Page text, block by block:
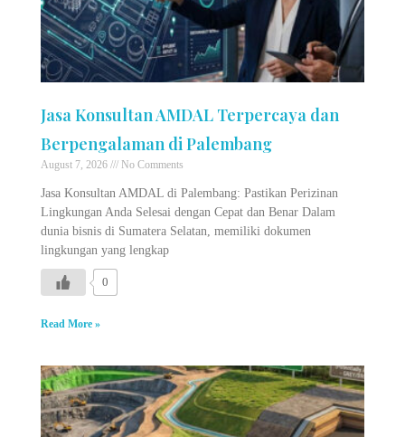
Jasa Konsultan AMDAL Terpercaya dan
Berpengalaman di Palembang
August 7, 2026 No Comments
Jasa Konsultan AMDAL di Palembang: Pastikan Perizinan
Lingkungan Anda Selesai dengan Cepat dan Benar Dalam
dunia bisnis di Sumatera Selatan, memiliki dokumen
lingkungan yang lengkap
0
Read More »